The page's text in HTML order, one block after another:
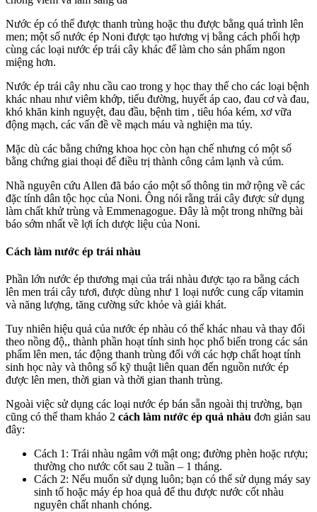
Nước ép có thể được thanh trùng hoặc thu được bằng quá trình lên
men; một số nước ép Noni được tạo hương vị bằng cách phối hợp
cùng các loại nước ép trái cây khác để làm cho sản phẩm ngon
miệng hơn.
Nước ép trái cây nhu cầu cao trong y học thay thế cho các loại bệnh
khác nhau như viêm khớp, tiểu đường, huyết áp cao, đau cơ và đau,
khó khăn kinh nguyệt, đau đầu, bệnh tim , tiêu hóa kém, xơ vữa
động mạch, các vấn đề về mạch máu và nghiện ma túy.
Mặc dù các bằng chứng khoa học còn hạn chế nhưng có một số
bằng chứng giai thoại để điều trị thành công cảm lạnh và cúm.
Nhầ nguyên cứu Allen đã báo cáo một số thông tin mở rộng về các
đặc tính dân tộc học của Noni. Ông nói rằng trái cây được sử dụng
làm chất khử trùng và Emmenagogue. Đây là một trong những bài
báo sớm nhất về lợi ích dược liệu của Noni.
Cách làm nước ép trái nhàu
Phần lớn nước ép thương mại của trái nhàu được tạo ra bằng cách
lên men trái cây tươi, được dùng như 1 loại nước cung cấp vitamin
và năng lượng, tăng cường sức khỏe và giải khát.
Tuy nhiên hiệu quả của nước ép nhàu có thể khác nhau và thay đổi
theo nồng độ,, thành phần hoạt tính sinh học phổ biến trong các sản
phẩm lên men, tác động thanh trùng đối với các hợp chất hoạt tính
sinh học này và thông số kỹ thuật liên quan đến nguồn nước ép
được lên men, thời gian và thời gian thanh trùng.
Ngoài việc sử dụng các loại nước ép bán sẵn ngoài thị trường, bạn
cũng có thể tham khảo 2 cách làm nước ép quả nhàu đơn giản sau
đây:
Cách 1: Trái nhàu ngâm với mật ong; đường phèn hoặc rượu;
thường cho nước cốt sau 2 tuần – 1 tháng.
Cách 2: Nếu muốn sử dụng luôn; bạn có thể sử dụng máy say
sinh tố hoặc máy ép hoa quả để thu được nước cốt nhàu
nguyên chất nhanh chóng.